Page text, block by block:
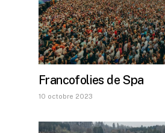
Francofolies de Spa
10 octobre 2023